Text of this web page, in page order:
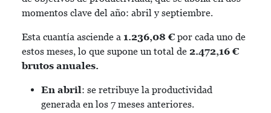
momentos clave del año: abril y septiembre.
Esta cuantía asciende a 1.236,08 € por cada uno de
estos meses, lo que supone un total de 2.472,16 €
brutos anuales.
En abril: se retribuye la productividad
generada en los 7 meses anteriores.